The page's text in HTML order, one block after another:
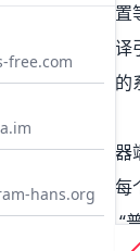
记录、个人设置
词典的核心翻译
只有经过授权的
能访问。
译词典的服务器
和权限组，为每
通用户属于 “
free.com
hans.org